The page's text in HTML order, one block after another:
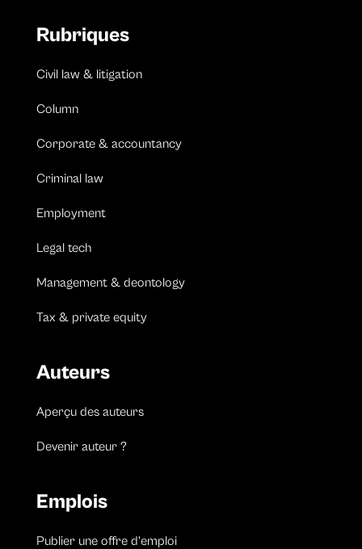
Rubriques
Civil law & litigation
Column
Corporate & accountancy
Criminal law
Employment
Legal tech
Management & deontology
Tax & private equity
Auteurs
Aperçu des auteurs
Devenir auteur ?
Emplois
Publier une offre d’emploi